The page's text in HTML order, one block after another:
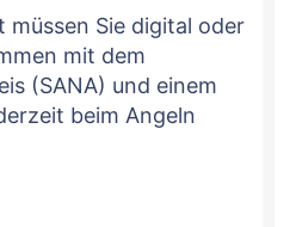
müssen Sie digital oder
mit dem
(SANA) und einem
beim Angeln